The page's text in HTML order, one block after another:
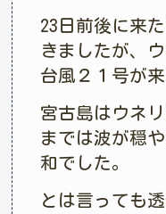
23日前後に来
きましたが、
台風２１号が
宮古島はウネ
までは波が穏
和でした。
とは言っても